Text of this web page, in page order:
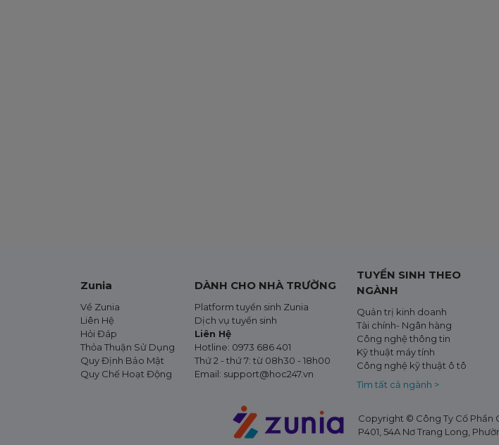
Zunia
Về Zunia
Liên Hệ
Hỏi Đáp
Thỏa Thuận Sử Dụng
Quy Định Bảo Mật
Quy Chế Hoạt Động
DÀNH CHO NHÀ TRƯỜNG
Platform tuyển sinh Zunia
Dịch vụ tuyển sinh
Liên Hệ
Hotline: 0973 686 401
Thứ 2 - thứ 7: từ 08h30 - 18h00
Email: support@hoc247.vn
TUYỂN SINH THEO
NGÀNH
Quản trị kinh doanh
Tài chính- Ngân hàng
Công nghệ thông tin
Kỹ thuật máy tính
Công nghệ kỹ thuật ô tô
Tìm tất cả ngành >
Copyright © Công Ty Cổ Phần
P401, 54A Nơ Trang Long,